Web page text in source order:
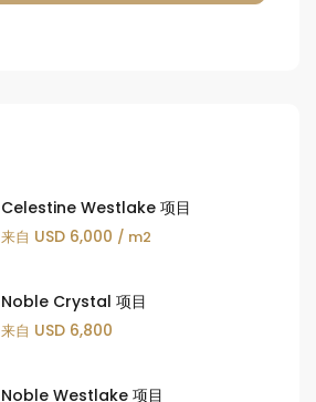
Celestine Westlake 项目
来自 USD 6,000 / m2
Noble Crystal 项目
来自 USD 6,800
Noble Westlake 项目